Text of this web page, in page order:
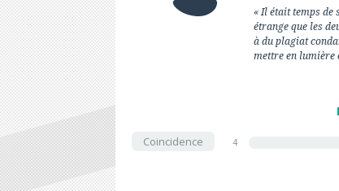
« Il était temps de
étrange que les
à du plagiat
mettre en lumière
Coincidence 4